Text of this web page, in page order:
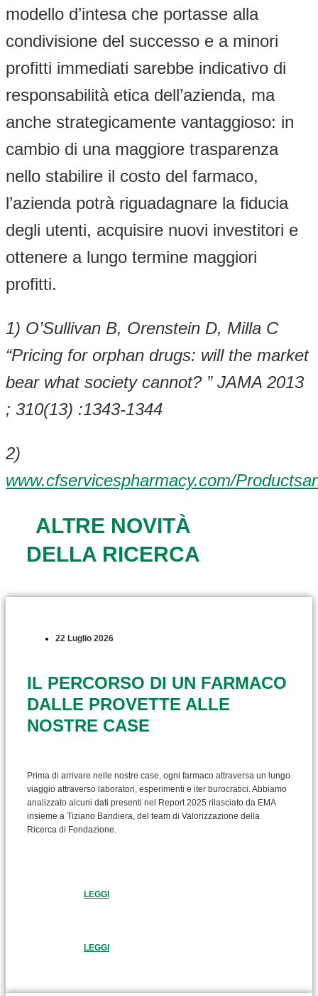
modello d’intesa che portasse alla
condivisione del successo e a minori
profitti immediati sarebbe indicativo di
responsabilità etica dell’azienda, ma
anche strategicamente vantaggioso: in
cambio di una maggiore trasparenza
nello stabilire il costo del farmaco,
l’azienda potrà riguadagnare la fiducia
degli utenti, acquisire nuovi investitori e
ottenere a lungo termine maggiori
profitti.
1) O’Sullivan B, Orenstein D, Milla C
“Pricing for orphan drugs: will the market
bear what society cannot? ” JAMA 2013
; 310(13) :1343-1344
2)
www.cfservicespharmacy.com/
ALTRE NOVITÀ
DELLA RICERCA
22 Luglio 2026
IL PERCORSO DI UN FARMACO
DALLE PROVETTE ALLE
NOSTRE CASE
Prima di arrivare nelle nostre case, ogni farmaco attraversa un lungo
viaggio attraverso laboratori, esperimenti e iter burocratici. Abbiamo
analizzato alcuni dati presenti nel Report 2025 rilasciato da EMA
insieme a Tiziano Bandiera, del team di Valorizzazione della
Ricerca di Fondazione.
LEGGI
LEGGI